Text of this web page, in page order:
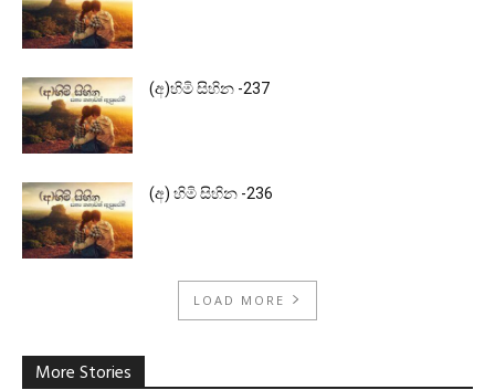
(අ)හිමි සිහින -237
(අ) හිමි සිහින -236
LOAD MORE
More Stories